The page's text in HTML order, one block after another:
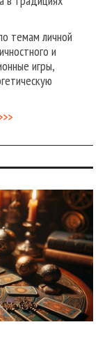
темам личной
и
игры,